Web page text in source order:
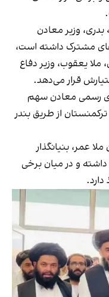
بدری، وزیر معادن
مشترک داشته است،
ملا یعقوب، وزیر دفاع
قرار می‌دهد.
رسمی معادن سهم
از طریق بندر
عمر، بنیانگذار
داشته و در میان برخی